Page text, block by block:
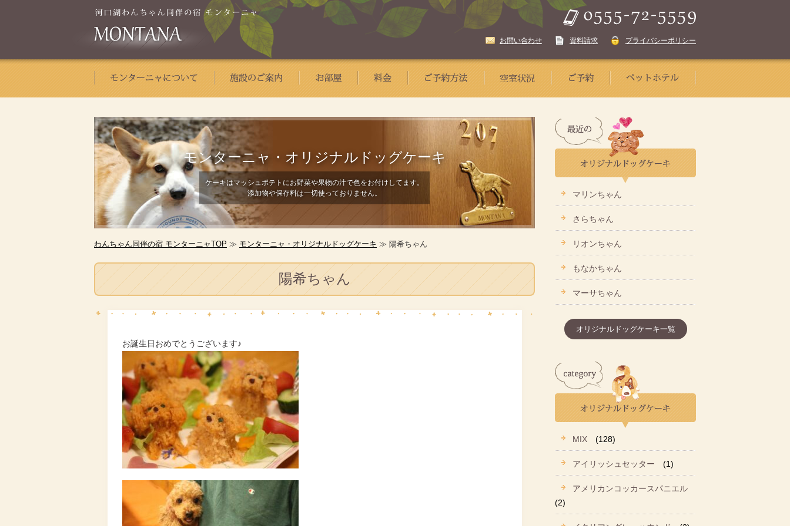
お問い合わせ 資料請求 プライバシーポリシー
モンターニャ・ オリジナルドッグケーキ
ケーキはマッシュポテトにお野菜や果物の汁で色をお付けしてます。
添加物や保存料は一切使っておりません。
わんちゃん同伴の宿 モンターニャTOP ≫ モンターニャ・オリジナルドッグケーキ ≫ 陽希ちゃん
陽希ちゃん
お誕生日おめでとうございます♪
マリンちゃん
さらちゃん
リオンちゃん
もなかちゃん
マーサちゃん
オリジナルドッグケーキ一覧
MIX (128)
アイリッシュセッター (1)
アメリカンコッカースパニエル
(2)